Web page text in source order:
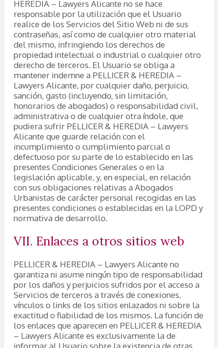
HEREDIA – Lawyers Alicante no se hace
responsable por la utilización que el Usuario
realice de los Servicios del Sitio Web ni de sus
contraseñas, así como de cualquier otro material
del mismo, infringiendo los derechos de
propiedad intelectual o industrial o cualquier otro
derecho de terceros. El Usuario se obliga a
mantener indemne a PELLICER & HEREDIA –
Lawyers Alicante, por cualquier daño, perjuicio,
sanción, gasto (incluyendo, sin limitación,
honorarios de abogados) o responsabilidad civil,
administrativa o de cualquier otra índole, que
pudiera sufrir PELLICER & HEREDIA – Lawyers
Alicante que guarde relación con el
incumplimiento o cumplimiento parcial o
defectuoso por su parte de lo establecido en las
presentes Condiciones Generales o en la
legislación aplicable, y, en especial, en relación
con sus obligaciones relativas a Abogados
Urbanistas de carácter personal recogidas en las
presentes condiciones o establecidas en la LOPD y
normativa de desarrollo.
VII. Enlaces a otros sitios web
PELLICER & HEREDIA – Lawyers Alicante no
garantiza ni asume ningún tipo de responsabilidad
por los daños y perjuicios sufridos por el acceso a
Servicios de terceros a través de conexiones,
vínculos o links de los sitios enlazados ni sobre la
exactitud o fiabilidad de los mismos. La función de
los enlaces que aparecen en PELLICER & HEREDIA
– Lawyers Alicante es exclusivamente la de
informar al Usuario sobre la existencia de otras